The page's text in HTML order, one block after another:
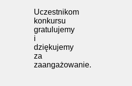
Uczestnikom
konkursu
gratulujemy
i
dziękujemy
za
zaangażowanie.